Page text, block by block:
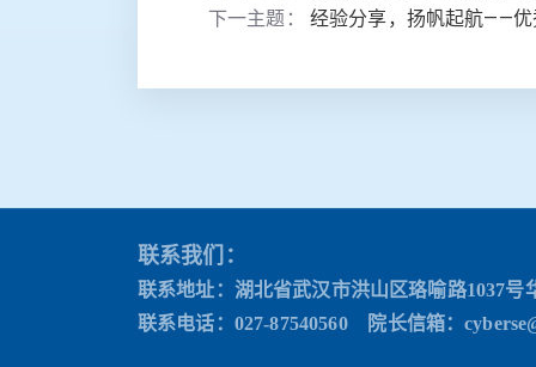
下一主题： 经验分享，扬帆起航——
联系我们：
联系地址：湖北省武汉市洪山区珞喻路1037号
联系电话：027-87540560 院长信箱：